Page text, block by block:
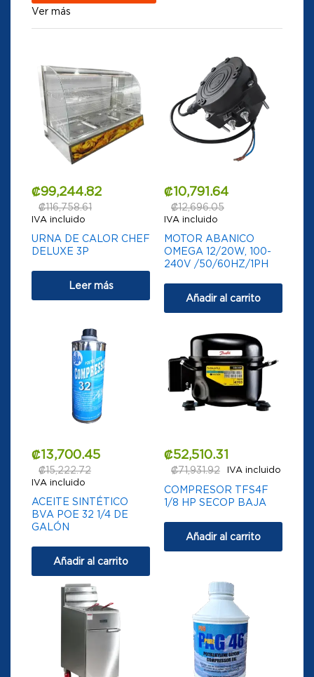
Ver más
₡99,244.82
₡116,758.61
IVA incluido
URNA DE CALOR CHEF
DELUXE 3P
Leer más
₡10,791.64
₡12,696.05
IVA incluido
MOTOR ABANICO
OMEGA 12/20W, 100-
240V /50/60HZ/1PH
Añadir al carrito
₡13,700.45
₡15,222.72
IVA incluido
ACEITE SINTÉTICO
BVA POE 32 1/4 DE
GALÓN
Añadir al carrito
₡52,510.31
₡71,931.92 IVA incluido
COMPRESOR TFS4F
1/8 HP SECOP BAJA
Añadir al carrito